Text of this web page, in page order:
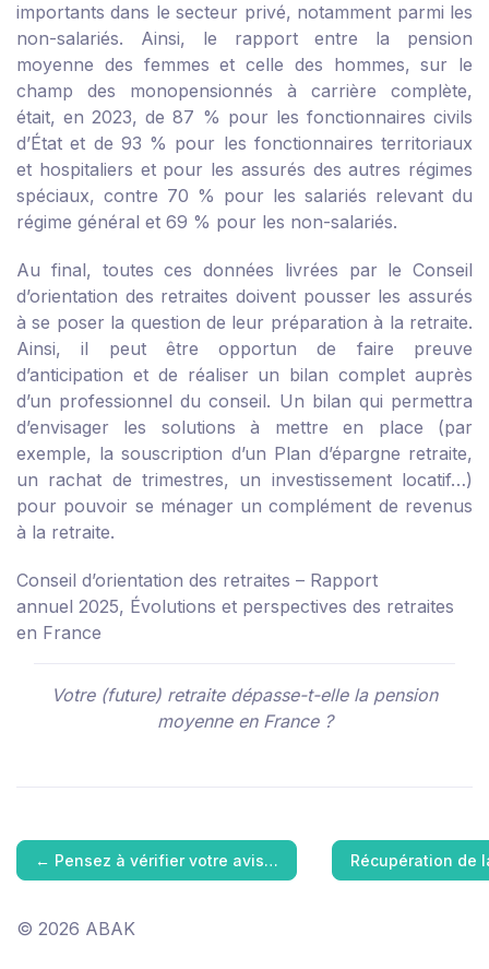
importants dans le secteur privé, notamment parmi les
non-salariés. Ainsi, le rapport entre la pension
moyenne des femmes et celle des hommes, sur le
champ des monopensionnés à carrière complète,
était, en 2023, de 87 % pour les fonctionnaires civils
d’État et de 93 % pour les fonctionnaires territoriaux
et hospitaliers et pour les assurés des autres régimes
spéciaux, contre 70 % pour les salariés relevant du
régime général et 69 % pour les non-salariés.
Au final, toutes ces données livrées par le Conseil
d’orientation des retraites doivent pousser les assurés
à se poser la question de leur préparation à la retraite.
Ainsi, il peut être opportun de faire preuve
d’anticipation et de réaliser un bilan complet auprès
d’un professionnel du conseil. Un bilan qui permettra
d’envisager les solutions à mettre en place (par
exemple, la souscription d’un Plan d’épargne retraite,
un rachat de trimestres, un investissement locatif…)
pour pouvoir se ménager un complément de revenus
à la retraite.
Conseil d’orientation des retraites – Rapport
annuel 2025, Évolutions et perspectives des retraites
en France
Votre (future) retraite dépasse-t-elle la pension
moyenne en France ?
← Pensez à vérifier votre avis… Récupération de
© 2026 ABAK